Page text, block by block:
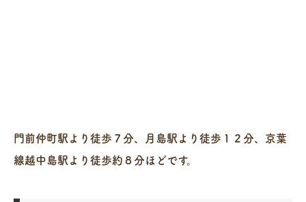
門前仲町駅より徒歩７分、月島駅より徒歩１２分、京葉
線越中島駅より徒歩約８分ほどです。